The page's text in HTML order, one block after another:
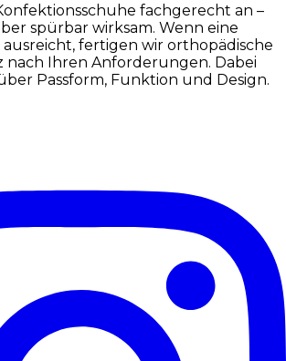
fachgerecht an –
spürbar wirksam. Wenn eine
fertigen wir orthopädische
nach Ihren Anforderungen. Dabei
Passform, Funktion und Design.